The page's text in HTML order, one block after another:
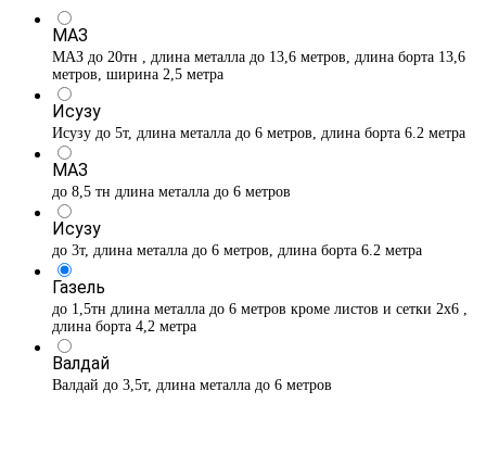
МАЗ
МАЗ до 20тн , длина металла до 13,6 метров, длина борта 13,6
метров, ширина 2,5 метра
Исузу
Исузу до 5т, длина металла до 6 метров, длина борта 6.2 метра
МАЗ
до 8,5 тн длина металла до 6 метров
Исузу
до 3т, длина металла до 6 метров, длина борта 6.2 метра
Газель
до 1,5тн длина металла до 6 метров кроме листов и сетки 2х6 ,
длина борта 4,2 метра
Валдай
Валдай до 3,5т, длина металла до 6 метров